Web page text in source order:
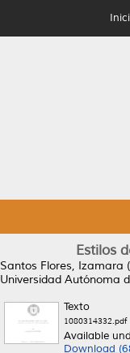
Estilos
Santos Flores, Izamara
Universidad Autónoma
Texto
1080314332.pdf
Available
Download